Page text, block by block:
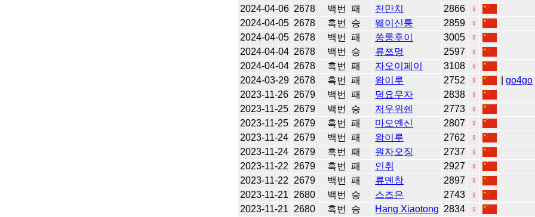
2024-04-06 2678 백번 패 천만치 2866
♀
2024-04-05 2678 흑번 승 웨이신퉁 2859
♀
2024-04-05 2678 백번 패 쑹룽후이 3005
♀
2024-04-04 2678 백번 승 류쯔멍 2597
♀
2024-04-04 2678 흑번 패 자오이페이 3108
♀
2024-03-29 2678 흑번 패 왕이루 2752 ♀ |go4go
2023-11-26 2679 백번 패 덩요우자 2838
♀
2023-11-25 2679 백번 승 저우위쉔 2773
♀
2023-11-25 2679 흑번 패 마오옌신 2807
♀
2023-11-24 2679 백번 패 왕이루 2762
♀
2023-11-24 2679 흑번 패 원자오징 2737
♀
2023-11-22
2679 흑번 패 인취 2927
♀
2023-11-22
2679 백번 패 류옌창 2897
♀
2023-11-21
2680 백번 승 스즈은 2743
♀
2023-11-21
2680 흑번 승 Hang Xiaotong 2834
♀